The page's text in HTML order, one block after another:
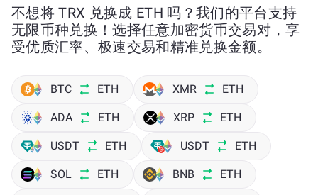
不想将 TRX 兑换成 ETH 吗？我们的平台支持
无限币种兑换！选择任意加密货币交易对，享
受优质汇率、极速交易和精准兑换金额。
BTC ETH XMR ETH
ADA ETH XRP ETH
USDT ETH USDT ETH
SOL ETH BNB ETH